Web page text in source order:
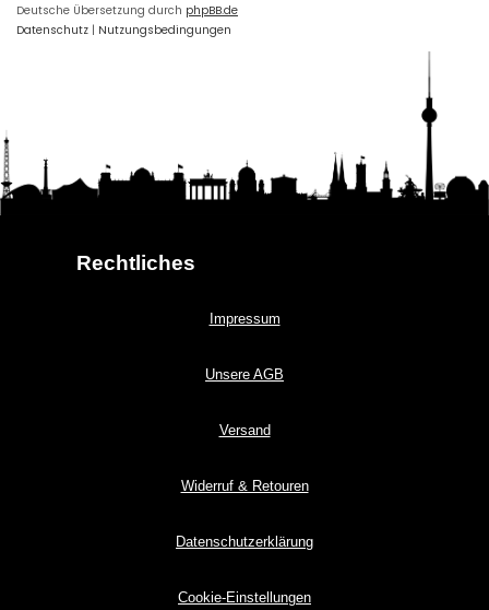
Deutsche Übersetzung durch phpBB.de
Datenschutz | Nutzungsbedingungen
Rechtliches
Impressum
Unsere AGB
Versand
Widerruf & Retouren
Datenschutzerklärung
Cookie-Einstellungen